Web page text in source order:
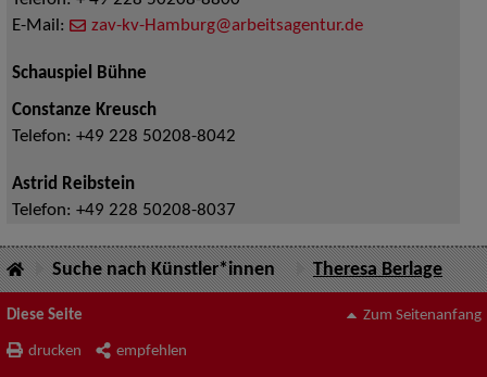
E-Mail:
zav-kv-Hamburg@arbeitsagentur.de
Schauspiel Bühne
Constanze Kreusch
Telefon: +49 228 50208-8042
Astrid Reibstein
Telefon: +49 228 50208-8037
Suche nach Künstler*innen Theresa Berlage
Diese Seite
drucken empfehlen
Zum Seitenanfang